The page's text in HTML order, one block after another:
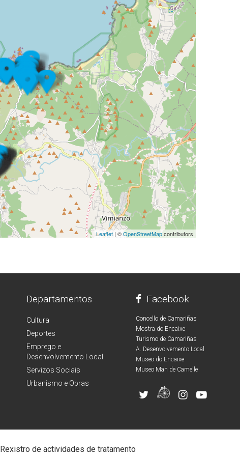
Leaflet | ©OpenStreetMapcontributors
Departamentos
Cultura
Deportes
Emprego e
Desenvolvemento Local
Servizos Sociais
Urbanismo e Obras
Facebook
Concello de Camariñas
Mostra do Encaixe
Turismo de Camariñas
A. Desenvolvemento Local
Museo do Encaixe
Museo Man de Camelle
Rexistro de actividades de tratamento